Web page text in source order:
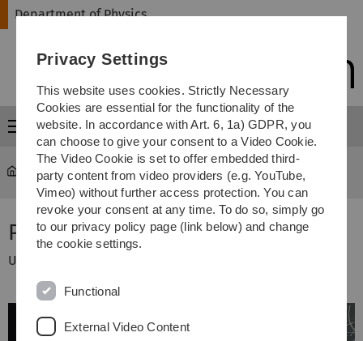
Skip
Skip
Skip
Skip
Department of Physics
Menu
Department of Physics ... Projektpraktikum
Projekt Knife-Edge-Scanning
Untersuchung des Strahlprofils eines Lasers.
Privacy Settings
This website uses cookies. Strictly Necessary
Cookies are essential for the functionality of the
website. In accordance with Art. 6, 1a) GDPR, you
can choose to give your consent to a Video Cookie.
The Video Cookie is set to offer embedded third-
party content from video providers (e.g. YouTube,
Vimeo) without further access protection. You can
revoke your consent at any time. To do so, simply go
to our privacy policy page (link below) and change
the cookie settings.
Functional
External Video Content